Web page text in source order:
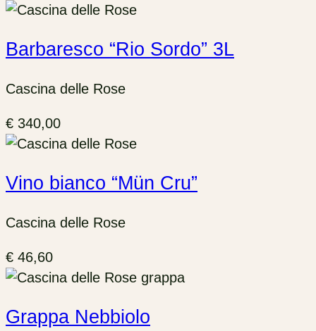
Barbaresco “Rio Sordo” 3L
Cascina delle Rose
€ 340,00
Vino bianco “Mün Cru”
Cascina delle Rose
€ 46,60
Grappa Nebbiolo